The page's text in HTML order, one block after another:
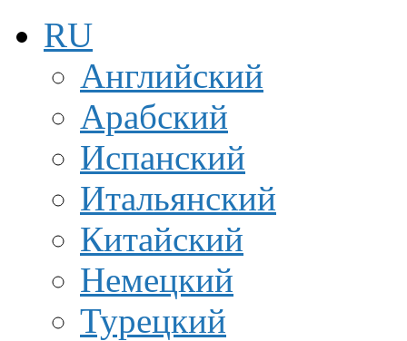
RU
Английский
Арабский
Испанский
Итальянский
Китайский
Немецкий
Турецкий